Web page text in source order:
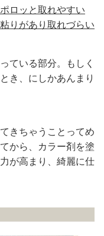
ロッと取れやすい
りがあり取れづらい
ている部分。もしく
き、にしかあんまり
きちゃうことってめ
から、カラー剤を塗
が高まり、綺麗に仕